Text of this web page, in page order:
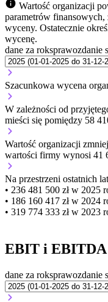
Wartość organizacji
parametrów
wyceny. Ostatecznie
wycenę.
dane za roksprawozdanie
Szacunkowa wycena
W zależności od
mieści się pomiędzy 58
Wartość organizacji
wartości firmy wynosi 41
Na przestrzeni ostatnich
• 236 481 500 zł w 2025
• 186 160 417 zł w 2024
• 319 774 333 zł w 2023
EBIT i EBITDA
dane za roksprawozdanie